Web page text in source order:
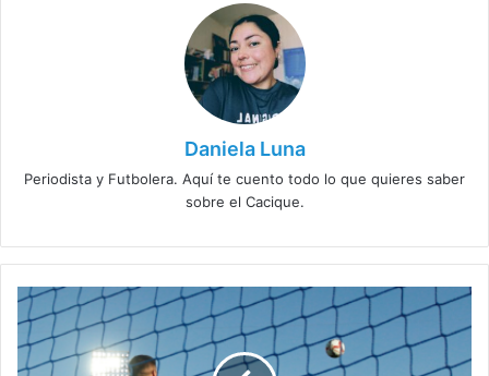
Daniela Luna
Periodista y Futbolera. Aquí te cuento todo lo que quieres saber
sobre el Cacique.
Colo
Colo
pagó
una